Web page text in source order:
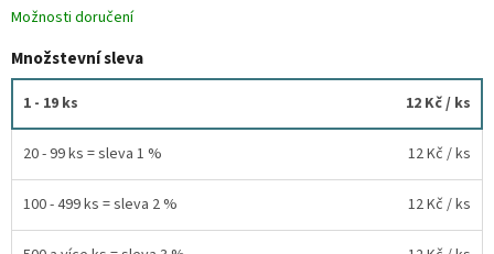
Možnosti doručení
Množstevní sleva
1 - 19 ks 12 Kč/ ks
20 - 99 ks = sleva 1 % 12 Kč / ks
100 - 499 ks = sleva 2 % 12 Kč / ks